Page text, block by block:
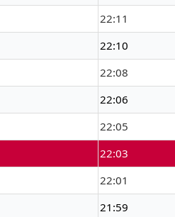
22:11
22:10
22:08
22:06
22:05
22:03
22:01
21:59